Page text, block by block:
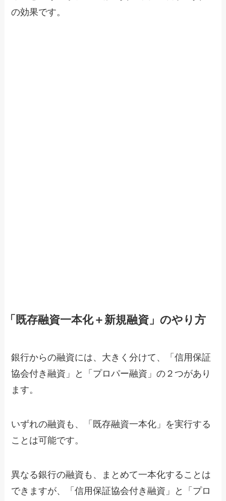
の効果です。
「既存融資一本化＋新規融資」のやり方
銀行からの融資には、大きく分けて、「信用保証
協会付き融資」と「プロパー融資」の２つがあり
ます。
いずれの融資も、「既存融資一本化」を実行する
ことは可能です。
異なる銀行の融資も、まとめて一本化することは
できますが、「信用保証協会付き融資」と「プロ